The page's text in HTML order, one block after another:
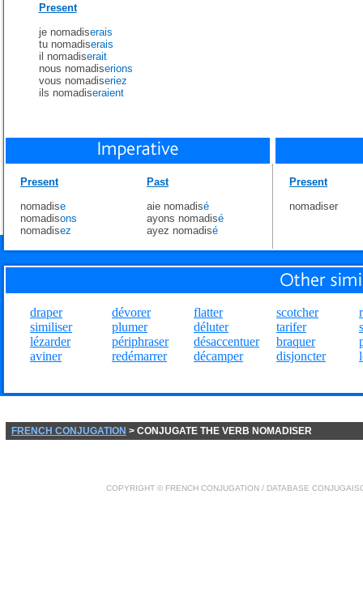
Present
je nomadiserais
tu nomadiserais
il nomadiserait
nous nomadiserions
vous nomadiseriez
ils nomadiseraient
Present
nomadise
nomadisons
nomadisez
Past
aie nomadisé
ayons nomadisé
ayez nomadisé
Present
nomadiser
draper
similiser
lézarder
aviner
dévorer
plumer
périphraser
redémarrer
flatter
déluter
désaccentuer
décamper
scotcher
tarifer
braquer
disjoncter
FRENCH CONJUGATION > CONJUGATE THE VERB NOMADISER
COPYRIGHT © FRENCH CONJUGATION / DATABASE